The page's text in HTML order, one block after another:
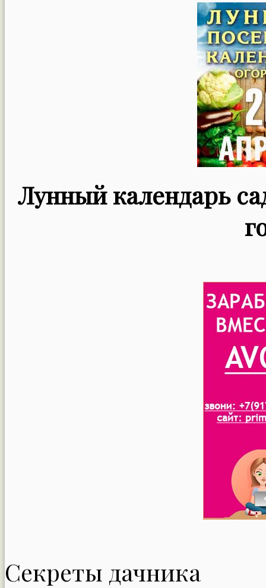
Лунный календарь
Секреты дачника